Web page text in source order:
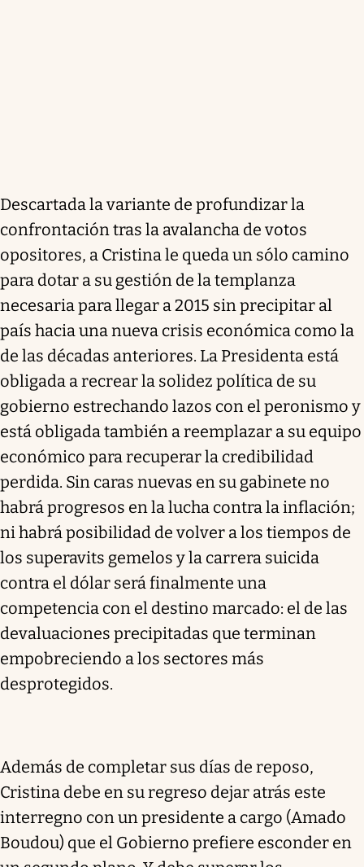
Descartada la variante de profundizar la
confrontación tras la avalancha de votos
opositores, a Cristina le queda un sólo camino
para dotar a su gestión de la templanza
necesaria para llegar a 2015 sin precipitar al
país hacia una nueva crisis económica como la
de las décadas anteriores. La Presidenta está
obligada a recrear la solidez política de su
gobierno estrechando lazos con el peronismo y
está obligada también a reemplazar a su equipo
económico para recuperar la credibilidad
perdida. Sin caras nuevas en su gabinete no
habrá progresos en la lucha contra la inflación;
ni habrá posibilidad de volver a los tiempos de
los superavits gemelos y la carrera suicida
contra el dólar será finalmente una
competencia con el destino marcado: el de las
devaluaciones precipitadas que terminan
empobreciendo a los sectores más
desprotegidos.
Además de completar sus días de reposo,
Cristina debe en su regreso dejar atrás este
interregno con un presidente a cargo (Amado
Boudou) que el Gobierno prefiere esconder en